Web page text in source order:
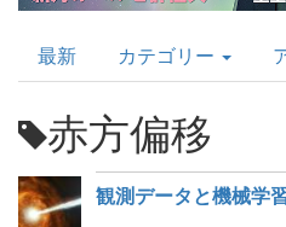
AstroArts
Topics
最新 カテゴリー
赤方偏移